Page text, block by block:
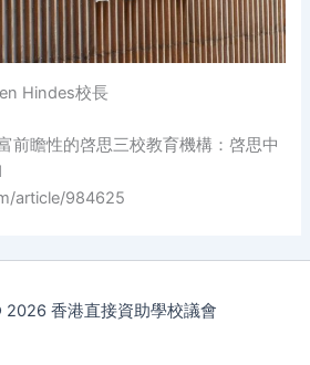
Hindes校長
前瞻性的啓思三校教育機構：啓思中
article/984625
香港直接資助學校議會